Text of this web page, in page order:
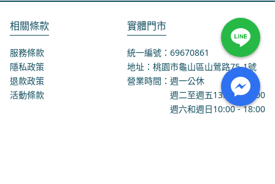
相關條款
服務條款
隱私政策
退款政策
活動條款
實體門市
統一編號：69670861
地址：桃園市龜山區山鶯路75-1號
營業時間：週一公休
週二至週五13:00 - 18:00
週六和週日10:00 - 18:00